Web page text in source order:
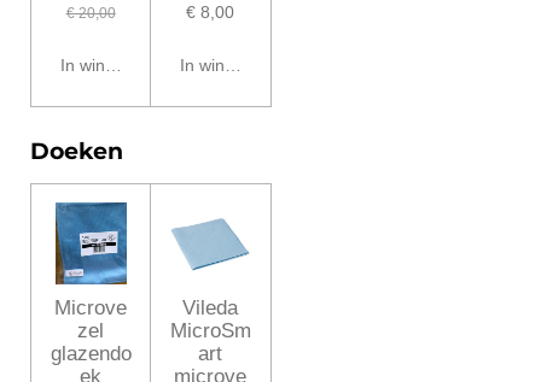
€ 20,00
In winkelwagen
€ 8,00
In winkelwagen
Doeken
Microve
zel
glazendo
ek
Vileda
MicroSm
art
microve